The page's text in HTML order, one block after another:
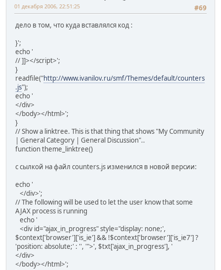
#69
01 декабря 2006, 22:51:25
дело в том, что куда вставлялся код :
}';
echo '
// ]]></script>';
}
readfile("http://www.ivanilov.ru/smf/Themes/default/counters
.js");
echo '
</div>
</body></html>';
}
// Show a linktree. This is that thing that shows "My Community
| General Category | General Discussion"..
function theme_linktree()
с сылкой на файл counters.js изменился в новой версии:
echo '
</div>';
// The following will be used to let the user know that some
AJAX process is running
echo '
<div id="ajax_in_progress" style="display: none;',
$context['browser']['is_ie'] && !$context['browser']['is_ie7'] ?
'position: absolute;' : '', '">', $txt['ajax_in_progress'], '
</div>
</body></html>';